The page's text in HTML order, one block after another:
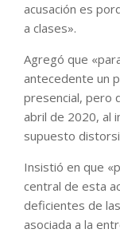
acusación es
a clases».
Agregó que
antecedente un
presencial, pero
abril de 2020, al
supuesto
Insistió en que
central de esta
deficientes de
asociada a la